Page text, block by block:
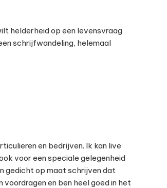
helderheid op een levensvraag
schrijfwandeling, helemaal
en bedrijven. Ik kan live
voor een speciale gelegenheid
gedicht op maat schrijven dat
en ben heel goed in het